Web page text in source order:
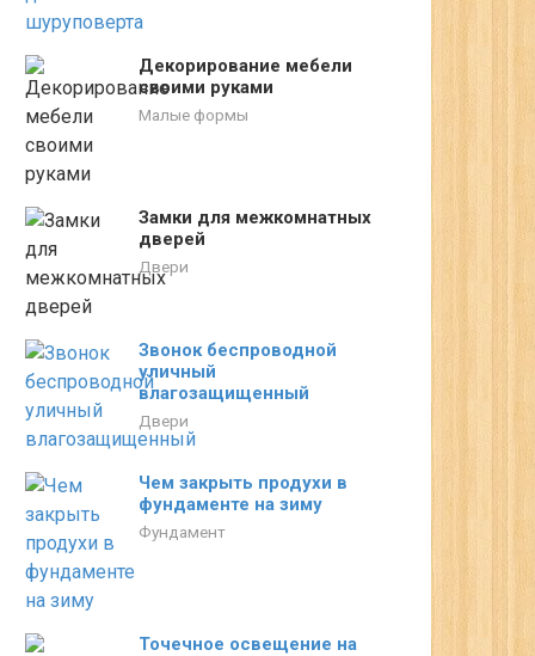
Декорирование мебели
своими руками
Малые формы
Замки для межкомнатных
дверей
Двери
Звонок беспроводной
уличный
влагозащищенный
Двери
Чем закрыть продухи в
фундаменте на зиму
Фундамент
Точечное освещение на